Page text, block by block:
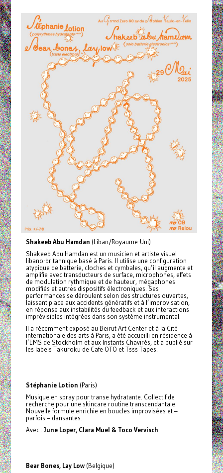
Shakeeb Abu Hamdan (Liban/Royaume-Uni)
Shakeeb Abu Hamdan est un musicien et artiste visuel
libano-britannique basé à Paris. Il utilise une configuration
atypique de batterie, cloches et cymbales, qu’il augmente et
amplifie avec transducteurs de surface, microphones, effets
de modulation rythmique et de hauteur, mégaphones
modifiés et autres dispositifs électroniques. Ses
performances se déroulent selon des structures ouvertes,
laissant place aux accidents génératifs et à l’improvisation,
en réponse aux instabilités du feedback et aux interactions
imprévisibles intégrées dans son système instrumental.
Il a récemment exposé au Beirut Art Center et à la Cité
internationale des arts à Paris, a été accueilli en résidence à
l’EMS de Stockholm et aux Instants Chavirés, et a publié sur
les labels Takuroku de Cafe OTO et Tsss Tapes.
Stéphanie Lotion (Paris)
Musique en spray pour transe hydratante. Collectif de
recherche pour une skincare routine transcendantale.
Nouvelle formule enrichie en boucles improvisées et –
parfois – dansantes.
Avec : June Loper, Clara Muel & Toco Vervisch
Bear Bones, Lay Low(Belgique)